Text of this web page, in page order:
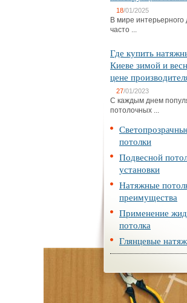
18/01/2025
В мире интерьерного
часто ...
Где купить
Киеве зимой и
цене
27/01/2023
С каждым днем
потолочных ...
потолки
Подвесной
установки
Натяжные
преимущества
Применение
потолка
Глянцевые